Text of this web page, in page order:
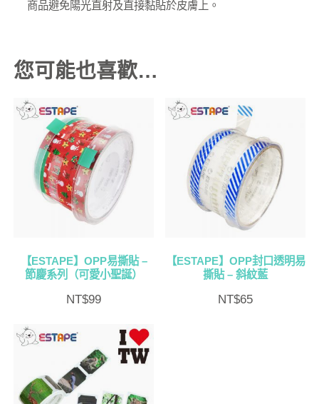
商品避免陽光直射及直接黏貼於皮膚上。
您可能也喜歡…
【ESTAPE】OPP易撕貼 –
節慶系列（可愛小聖誕）
NT$99
【ESTAPE】OPP封口透明易
撕貼 – 斜紋藍
NT$65